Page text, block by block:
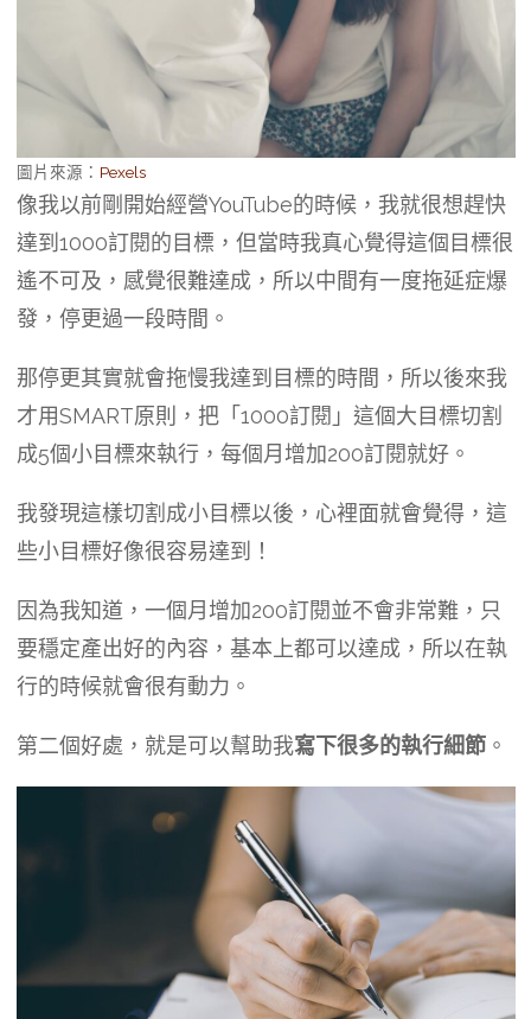
圖片來源： Pexels
像我以前剛開始經營YouTube的時候，我就很想趕快
達到1000訂閱的目標，但當時我真心覺得這個目標很
遙不可及，感覺很難達成，所以中間有一度拖延症爆
發，停更過一段時間。
那停更其實就會拖慢我達到目標的時間，所以後來我
才用SMART原則，把「1000訂閱」這個大目標切割
成5個小目標來執行，每個月增加200訂閱就好。
我發現這樣切割成小目標以後，心裡面就會覺得，這
些小目標好像很容易達到！
因為我知道，一個月增加200訂閱並不會非常難，只
要穩定產出好的內容，基本上都可以達成，所以在執
行的時候就會很有動力。
第二個好處，就是可以幫助我寫下很多的執行細節。